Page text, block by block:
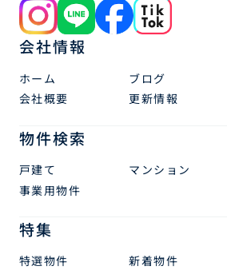
会社情報
ホーム ブログ
会社概要
更新情報
物件検索
戸建て マンション
事業用物件
特集
特選物件 新着物件